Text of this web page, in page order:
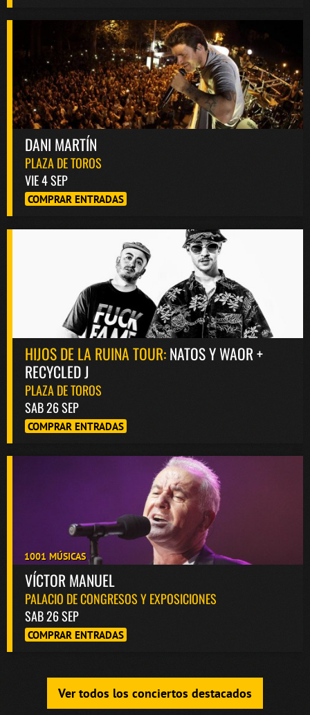
DANI MARTÍN
PLAZA DE TOROS
VIE 4 SEP
COMPRAR ENTRADAS
HIJOS DE LA RUINA TOUR:NATOS Y WAOR +
RECYCLED J
PLAZA DE TOROS
SAB 26 SEP
COMPRAR ENTRADAS
1001 MÚSICAS
VÍCTOR MANUEL
PALACIO DE CONGRESOS Y EXPOSICIONES
SAB 26 SEP
COMPRAR ENTRADAS
Ver todos los conciertos destacados